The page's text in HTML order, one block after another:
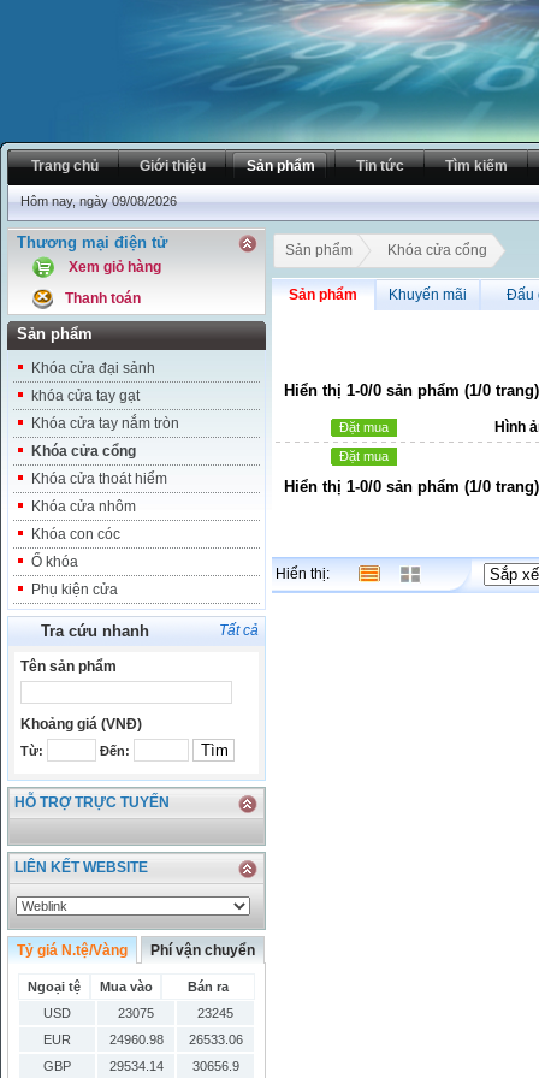
Trang chủ Giới thiệu Sản phẩm Tin tức Tìm kiếm
Hôm nay, ngày 09/08/2026
Thương mại điện tử
Xem giỏ hàng
Thanh toán
Sản phẩm
Khóa cửa đại sảnh
khóa cửa tay gạt
Khóa cửa tay nắm tròn
Khóa cửa cổng
Khóa cửa thoát hiểm
Khóa cửa nhôm
Khóa con cóc
Ổ khóa
Phụ kiện cửa
Tra cứu nhanh Tất cả
Tên sản phẩm
Khoảng giá (VNĐ)
Từ: Đến:
HỖ TRỢ TRỰC TUYẾN
LIÊN KẾT WEBSITE
Tỷ giá N.tệ/Vàng Phí vận chuyển
Ngoại tệ Mua vào
Bán ra
USD
23075
23245
EUR
24960.98
26533.06
GBP
29534.14
30656.9
Sản phẩm Khóa cửa cổng
Sản phẩm Khuyến mãi Đấu
Hiển thị 1-0/0 sản phẩm (1/0 trang)
Đặt mua Hình
Đặt mua
Hiển thị 1-0/0 sản phẩm (1/0 trang)
Hiển thị: